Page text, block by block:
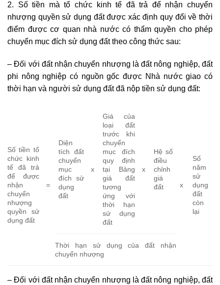
2. Số tiền mà tổ chức kinh tế đã trả để nhận chuyển
nhượng quyền sử dụng đất được xác định quy đổi về thời
điểm được cơ quan nhà nước có thẩm quyền cho phép
chuyển mục đích sử dụng đất theo công thức sau:
– Đối với đất nhận chuyển nhượng là đất nông nghiệp, đất
phi nông nghiệp có nguồn gốc được Nhà nước giao có
thời hạn và người sử dụng đất đã nộp tiền sử dụng đất:
Số tiền tổ
chức kinh
tế đã trả
để được
nhận
chuyển
nhượng
quyền sử
dụng đất
=
Diện
tích đất
chuyển
mục
đích sử
dụng
đất
x
Giá của
loại đất
trước khi
chuyển
mục đích
quy định
tại Bảng
giá đất
tương
ứng với
thời hạn
sử dụng
đất
x
Hệ số
điều
chỉnh
giá
đất
x
Số
năm
sử
dụng
đất
còn
lại
Thời hạn sử dụng của đất nhận
chuyển nhượng
– Đối với đất nhận chuyển nhượng là đất nông nghiệp, đất